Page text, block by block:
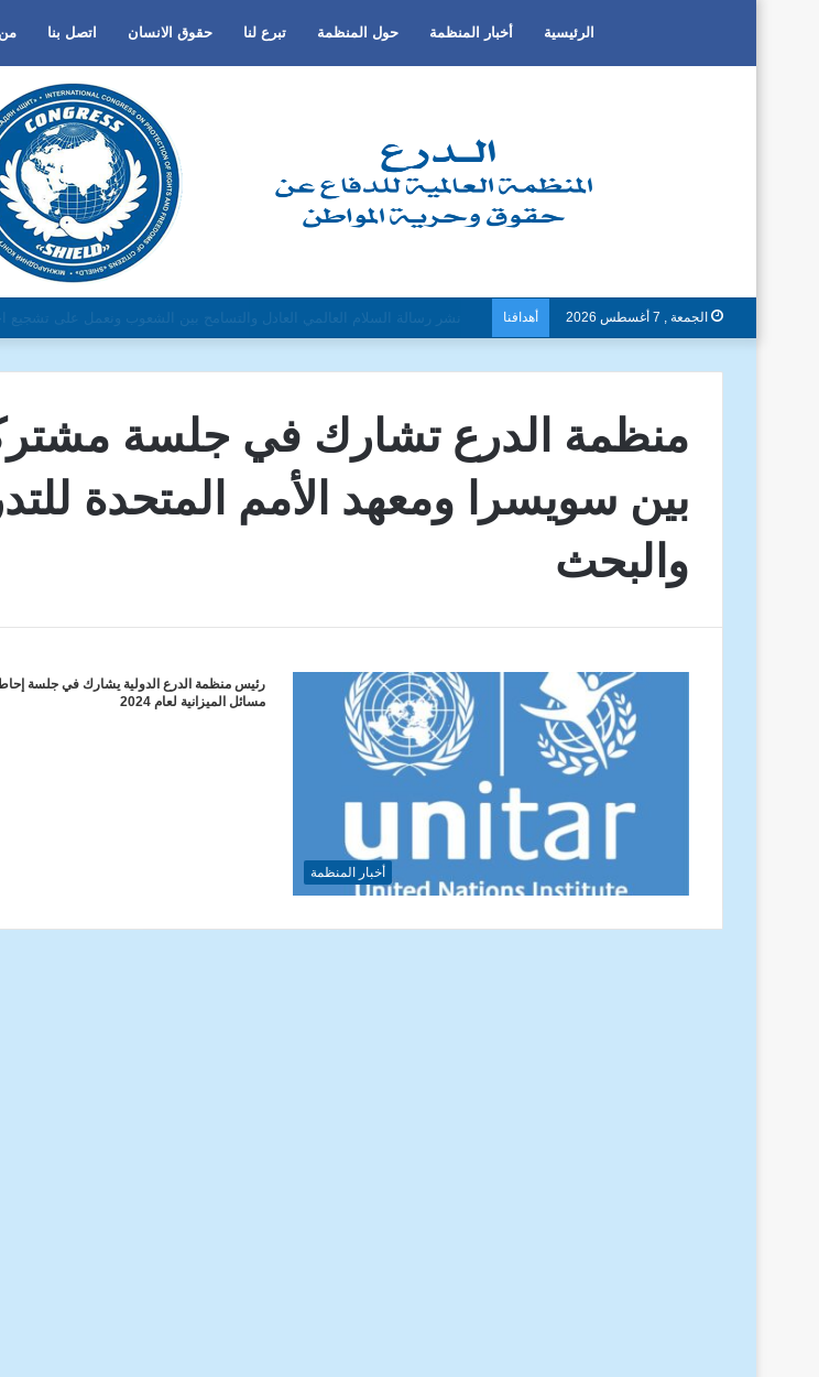
الرئيسية أخبار المنظمة حول المنظمة تبرع لنا حقوق الانسان اتصل بنا
الجمعة , 7 أغسطس 2026 أهدافنا دون تمييز بسبب العرق او الجنس أو اللغة أو الدين وتفعيل لغة الحوار والتعايش
منظمة الدرع تشارك في جلسة
بين سويسرا ومعهد الأمم المتحدة
والبحث
أخبار المنظمة
رئيس منظمة الدرع الدولية يشارك في جلسة
مسائل الميزانية لعام 2024